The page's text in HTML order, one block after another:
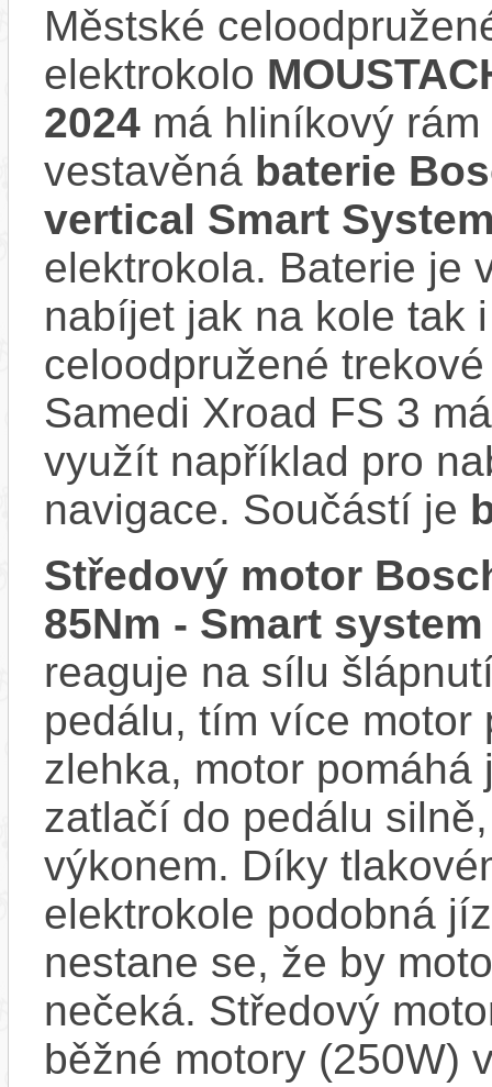
Městské
elektrokolo
2024 má hliníkový
vestavěná baterie
vertical Smart
elektrokola. Baterie je
nabíjet jak na kole tak
celoodpružené
Samedi Xroad FS 3
využít například pro
navigace. Součástí je
Středový motor
85Nm - Smart system
reaguje na sílu
pedálu, tím více motor
zlehka, motor
zatlačí do pedálu
výkonem. Díky
elektrokole podobná
nestane se, že by
nečeká. Středový
běžné motory (250W)